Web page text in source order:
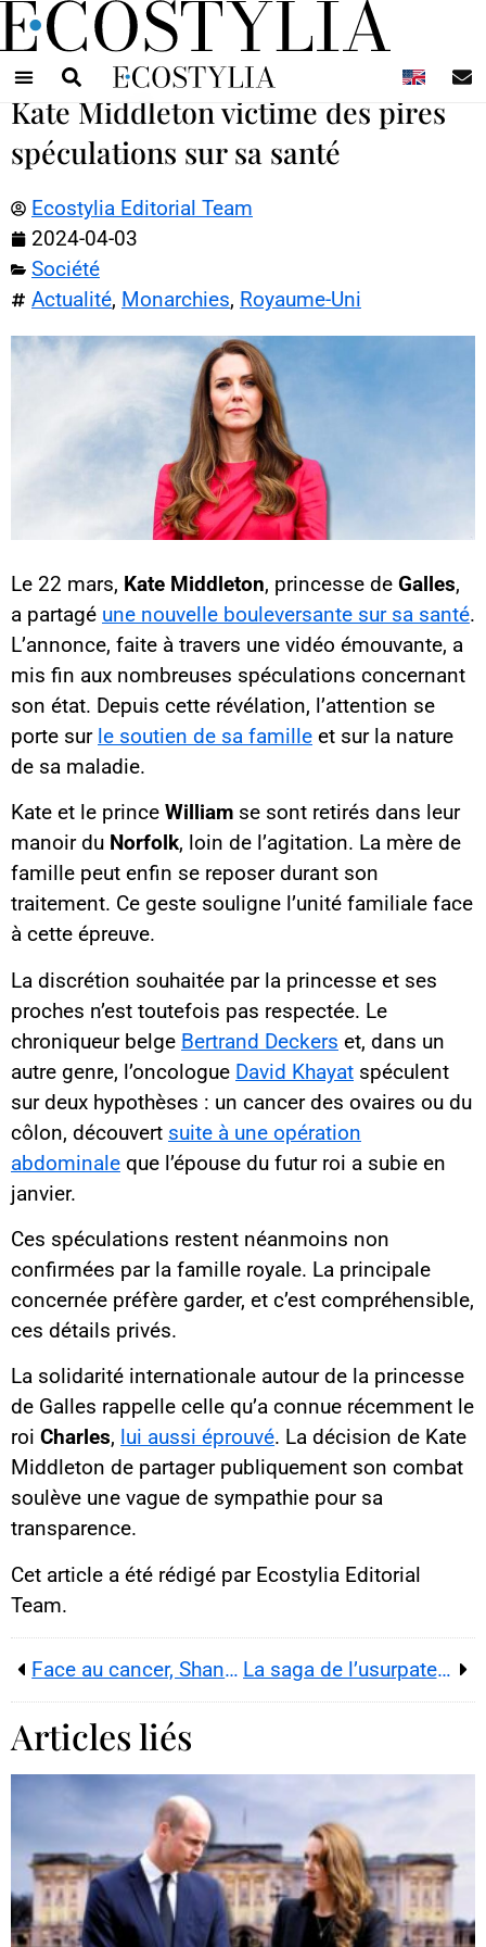
Kate Middleton victime des pires
spéculations sur sa santé
Ecostylia Editorial Team
2024-04-03
Société
Actualité, Monarchies, Royaume-Uni
Le 22 mars, Kate Middleton, princesse de Galles,
a partagé une nouvelle bouleversante sur sa santé.
L’annonce, faite à travers une vidéo émouvante, a
mis fin aux nombreuses spéculations concernant
son état. Depuis cette révélation, l’attention se
porte sur le soutien de sa famille et sur la nature
de sa maladie.
Kate et le prince William se sont retirés dans leur
manoir du Norfolk, loin de l’agitation. La mère de
famille peut enfin se reposer durant son
traitement. Ce geste souligne l’unité familiale face
à cette épreuve.
La discrétion souhaitée par la princesse et ses
proches n’est toutefois pas respectée. Le
chroniqueur belge Bertrand Deckers et, dans un
autre genre, l’oncologue David Khayat spéculent
sur deux hypothèses : un cancer des ovaires ou du
côlon, découvert suite à une opération
abdominale que l’épouse du futur roi a subie en
janvier.
Ces spéculations restent néanmoins non
confirmées par la famille royale. La principale
concernée préfère garder, et c’est compréhensible,
ces détails privés.
La solidarité internationale autour de la princesse
de Galles rappelle celle qu’a connue récemment le
roi Charles, lui aussi éprouvé. La décision de Kate
Middleton de partager publiquement son combat
soulève une vague de sympathie pour sa
transparence.
Cet article a été rédigé par Ecostylia Editorial
Team.
Face au cancer, Shannen Doherty se prépare au pire La saga de l’usurpateur de Manhattan
Articles liés